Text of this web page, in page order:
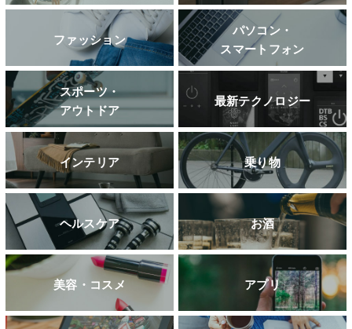
ファッション
パソコン・
スマートフォン
スポーツ・
アウトドア
最新テクノロジー
インテリア 乗り物
ヘルスケア お酒
美容・コスメ アプリ